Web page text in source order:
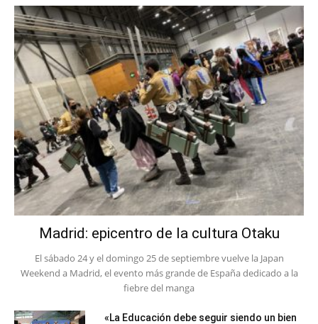
Madrid: epicentro de la cultura Otaku
El sábado 24 y el domingo 25 de septiembre vuelve la Japan
Weekend a Madrid, el evento más grande de España dedicado a la
fiebre del manga
«La Educación debe seguir siendo un bien